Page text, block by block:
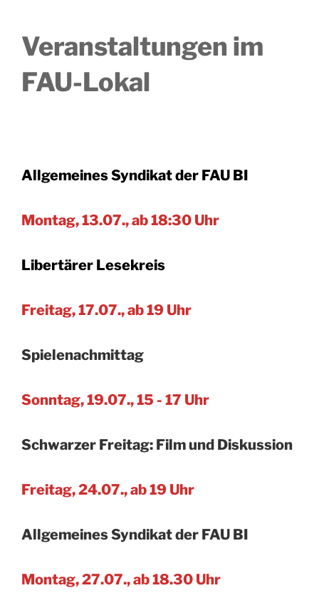
Veranstaltungen im
FAU-Lokal
Allgemeines Syndikat der FAU BI
Montag, 13.07., ab 18:30 Uhr
Libertärer Lesekreis
Freitag, 17.07., ab 19 Uhr
Spielenachmittag
Sonntag, 19.07., 15 - 17 Uhr
Schwarzer Freitag: Film und Diskussion
Freitag, 24.07., ab 19 Uhr
Allgemeines Syndikat der FAU BI
Montag, 27.07., ab 18.30 Uhr